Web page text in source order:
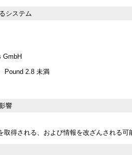
システム
GmbH
Pound 2.8 未満
響
取得される、および情報を改ざんされる可